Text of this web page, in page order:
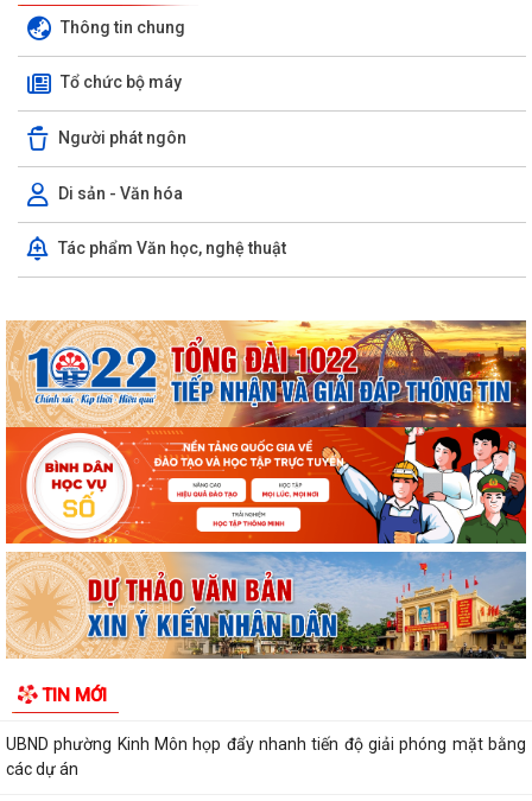
Thông tin chung
Tổ chức bộ máy
Người phát ngôn
Di sản - Văn hóa
Tác phẩm Văn học, nghệ thuật
TIN MỚI
Tạo xung lực mạnh mẽ nâng tầm quan hệ Việt Nam-Australia
Tổng Bí thư, Chủ tịch nước Tô Lâm lên đường thăm cấp Nhà nước tới
Australia và New Zealand
PHƯỜNG KINH MÔN: HỖ TRỢ LƯU ĐỘNG CÀI ĐẶT, SỬ DỤNG ETAX
MOBILE VÀ NỘP THUẾ ĐẤT PHI NÔNG NGHIỆP
Đội tuyển Hải Phòng đoạt giải A Hội thi lực lượng tham gia bảo vệ an
ninh, trật tự ở cơ sở giỏi...
KINH MÔN: SÔI NỔI CHƯƠNG TRÌNH ENGLISH FESTIVAL 2026
UBND phường Kinh Môn họp đẩy nhanh tiến độ giải phóng mặt bằng
các dự án